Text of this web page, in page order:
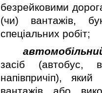
безрейковими
(чи) вантажiв,
спецiальних робiт;
засiб (автобус,
напiвпричiп), який
вантажiв або